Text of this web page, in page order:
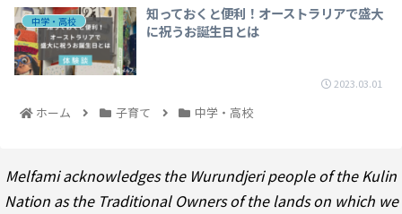
中学・高校
知っておくと便利！オーストラリアで盛大
に祝うお誕生日とは
2023.03.01
ホーム 子育て 中学・高校
Melfami acknowledges the Wurundjeri people of the Kulin
Nation as the Traditional Owners of the lands on which we